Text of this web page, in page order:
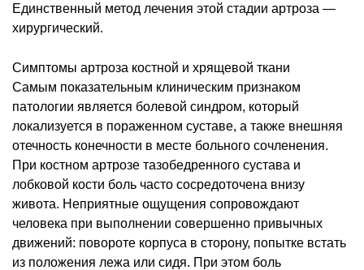
Единственный метод лечения этой стадии артроза —
хирургический.
Симптомы артроза костной и хрящевой ткани
Самым показательным клиническим признаком
патологии является болевой синдром, который
локализуется в пораженном суставе, а также внешняя
отечность конечности в месте больного сочленения.
При костном артрозе тазобедренного сустава и
лобковой кости боль часто сосредоточена внизу
живота. Неприятные ощущения сопровождают
человека при выполнении совершенно привычных
движений: повороте корпуса в сторону, попытке встать
из положения лежа или сидя. При этом боль